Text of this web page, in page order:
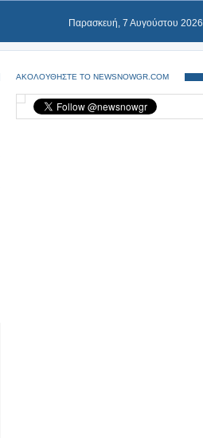
Παρασκευή, 7 Αυγούστου 2026
ΑΚΟΛΟΥΘΗΣΤΕ ΤΟ NEWSNOWGR.COM